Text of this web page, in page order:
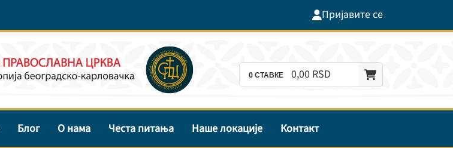
Пријавите се
0СТАВКЕ 0,00 RSD
Блог О нама Честа питања Наше локације Контакт